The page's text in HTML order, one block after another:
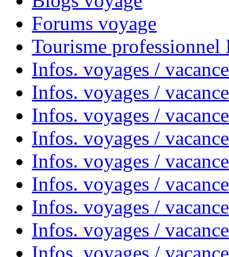
Forums voyage
Tourisme
Infos. voyages /
Infos. voyages /
Infos. voyages /
Infos. voyages /
Infos. voyages /
Infos. voyages /
Infos. voyages /
Infos. voyages /
Infos. voyages /